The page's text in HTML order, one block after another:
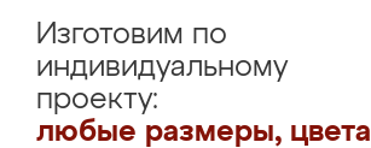
Изготовим по
индивидуальному
проекту:
любые размеры, цвета